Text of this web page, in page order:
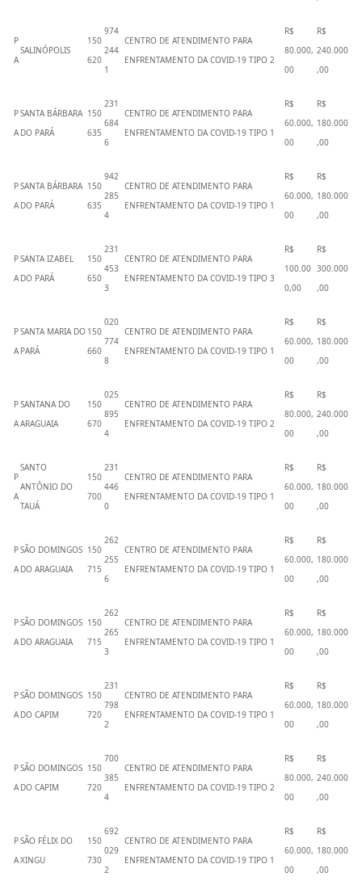
P
A
SALINÓPOLIS
150
620
974
244
1
CENTRO DE ATENDIMENTO PARA
ENFRENTAMENTO DA COVID-19 TIPO 2
R$
80.000,
00
R$
240.000
,00
P
A
SANTA BÁRBARA
DO PARÁ
150
635
231
684
6
CENTRO DE ATENDIMENTO PARA
ENFRENTAMENTO DA COVID-19 TIPO 1
R$
60.000,
00
R$
180.000
,00
P
A
SANTA BÁRBARA
DO PARÁ
150
635
942
285
4
CENTRO DE ATENDIMENTO PARA
ENFRENTAMENTO DA COVID-19 TIPO 1
R$
60.000,
00
R$
180.000
,00
P
A
SANTA IZABEL
DO PARÁ
150
650
231
453
3
CENTRO DE ATENDIMENTO PARA
ENFRENTAMENTO DA COVID-19 TIPO 3
R$
100.00
0,00
R$
300.000
,00
P
A
SANTA MARIA DO
PARÁ
150
660
020
774
8
CENTRO DE ATENDIMENTO PARA
ENFRENTAMENTO DA COVID-19 TIPO 1
R$
60.000,
00
R$
180.000
,00
P
A
SANTANA DO
ARAGUAIA
150
670
025
895
4
CENTRO DE ATENDIMENTO PARA
ENFRENTAMENTO DA COVID-19 TIPO 2
R$
80.000,
00
R$
240.000
,00
P
A
SANTO
ANTÔNIO DO
TAUÁ
150
700
231
446
0
CENTRO DE ATENDIMENTO PARA
ENFRENTAMENTO DA COVID-19 TIPO 1
R$
60.000,
00
R$
180.000
,00
P
A
SÃO DOMINGOS
DO ARAGUAIA
150
715
262
255
6
CENTRO DE ATENDIMENTO PARA
ENFRENTAMENTO DA COVID-19 TIPO 1
R$
60.000,
00
R$
180.000
,00
P
A
SÃO DOMINGOS
DO ARAGUAIA
150
715
262
265
3
CENTRO DE ATENDIMENTO PARA
ENFRENTAMENTO DA COVID-19 TIPO 1
R$
60.000,
00
R$
180.000
,00
P
A
SÃO DOMINGOS
DO CAPIM
150
720
231
798
2
CENTRO DE ATENDIMENTO PARA
ENFRENTAMENTO DA COVID-19 TIPO 1
R$
60.000,
00
R$
180.000
,00
P
A
SÃO DOMINGOS
DO CAPIM
150
720
700
385
4
CENTRO DE ATENDIMENTO PARA
ENFRENTAMENTO DA COVID-19 TIPO 2
R$
80.000,
00
R$
240.000
,00
P
A
SÃO FÉLIX DO
XINGU
150
730
692
029
2
CENTRO DE ATENDIMENTO PARA
ENFRENTAMENTO DA COVID-19 TIPO 1
R$
60.000,
00
R$
180.000
,00